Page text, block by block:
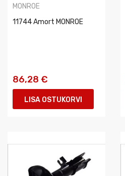
MONROE
11744 Amort MONROE
86,28 €
LISA OSTUKORVI